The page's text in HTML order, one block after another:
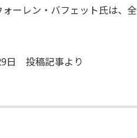
ーレン・バフェット氏は、
日 投稿記事より